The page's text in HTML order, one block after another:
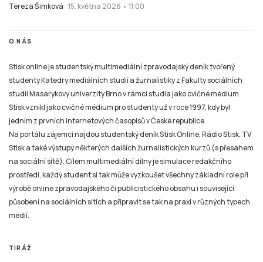
Tereza Šimková 15. května 2026 • 11:00
O NÁS
Stisk online je studentský multimediální zpravodajský deník tvořený
studenty Katedry mediálních studií a žurnalistiky z Fakulty sociálních
studií Masarykovy univerzity Brno v rámci studia jako cvičné médium.
Stisk vznikl jako cvičné médium pro studenty už v roce 1997, kdy byl
jedním z prvních internetových časopisů v České republice.
Na portálu zájemci najdou studentský deník Stisk Online, Rádio Stisk, TV
Stisk a také výstupy některých dalších žurnalistických kurzů (s přesahem
na sociální sítě). Cílem multimediální dílny je simulace redakčního
prostředí, každý student si tak může vyzkoušet všechny základní role při
výrobě online zpravodajského či publicistického obsahu i související
působení na sociálních sítích a připravit se tak na praxi v různých typech
médií.
TIRÁŽ